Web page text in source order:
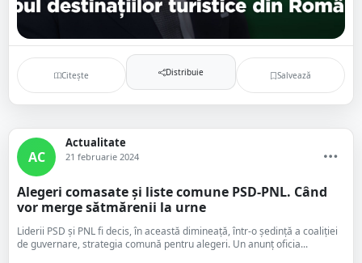
Citește Distribuie Salvează
AC
Actualitate
21 februarie 2024
Alegeri comasate și liste comune PSD-PNL. Când
vor merge sătmărenii la urne
Liderii PSD și PNL fi decis, în această dimineață, într-o ședință a coaliției
de guvernare, strategia comună pentru alegeri. Un anunț oficia...